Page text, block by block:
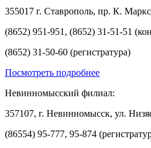
355017 г. Ставрополь, пр. К.
(8652) 951-951, (8652) 31-51-51
(8652) 31-50-60 (регистратура)
Посмотреть подробнее
Невинномысский филиал:
357107, г. Невинномысск, ул.
(86554) 95-777, 95-874